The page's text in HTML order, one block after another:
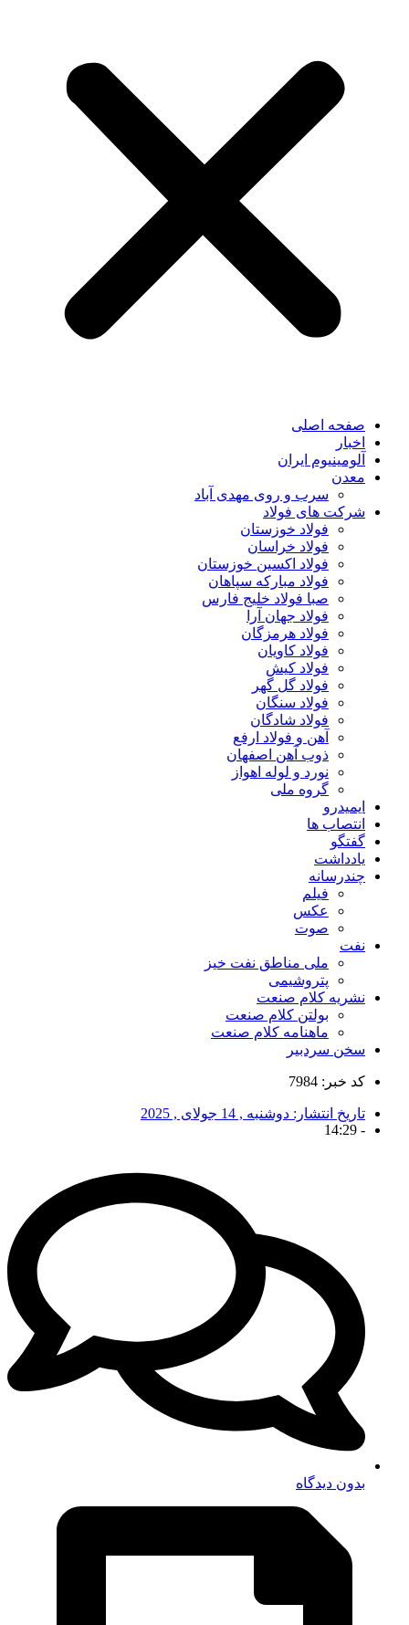
صفحه اصلی
اخبار
آلومینیوم ایران
معدن
سرب و روی مهدی آباد
شرکت های فولاد
فولاد خوزستان
فولاد خراسان
فولاد اکسین خوزستان
فولاد مبارکه سپاهان
صبا فولاد خلیج فارس
فولاد جهان آرا
فولاد هرمزگان
فولاد کاویان
فولاد کیش
فولاد گل گهر
فولاد سنگان
فولاد شادگان
آهن و فولاد ارفع
ذوب آهن اصفهان
نورد و لوله اهواز
گروه ملی
ایمیدرو
انتصاب ها
گفتگو
یادداشت
چندرسانه
فیلم
عکس
صوت
نفت
ملی مناطق نفت خیز
پتروشیمی
نشریه کلام صنعت
بولتن کلام صنعت
ماهنامه کلام صنعت
سخن سردبیر
کد خبر: 7984
تاریخ انتشار: دوشنبه , 14 جولای , 2025
-
14:29
بدون دیدگاه